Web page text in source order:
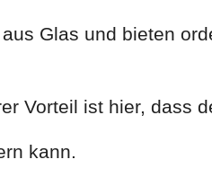
Glas und bieten
Vorteil ist hier, dass
kann.